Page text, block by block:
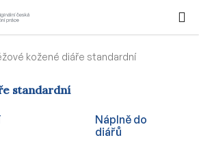
KOŠÍK
kožené diáře standardní
standardní
Náplně do
diářů